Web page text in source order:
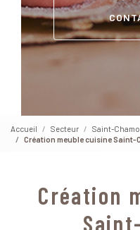
Accueil Secteur
Saint-
Création meuble cuisine Saint-
Création